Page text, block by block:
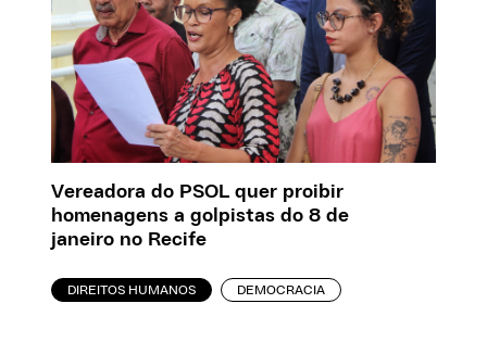
Vereadora do PSOL quer proibir
homenagens a golpistas do 8 de
janeiro no Recife
DIREITOS HUMANOS DEMOCRACIA